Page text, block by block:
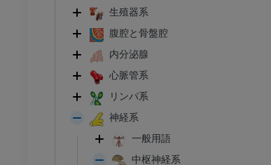
生殖器系
腹腔と骨盤腔
内分泌腺
心脈管系
リンパ系
神経系
一般用語
中枢神経系